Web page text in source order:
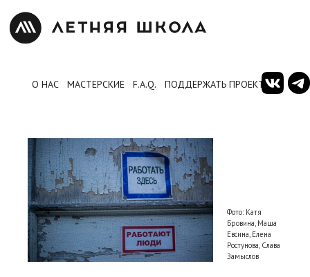
О НАС МАСТЕРСКИЕ F.A.Q. ПОДДЕРЖАТЬ ПРОЕКТ
Фото: Катя
Бровина, Маша
Евсина, Елена
Ростунова, Слава
Замыслов